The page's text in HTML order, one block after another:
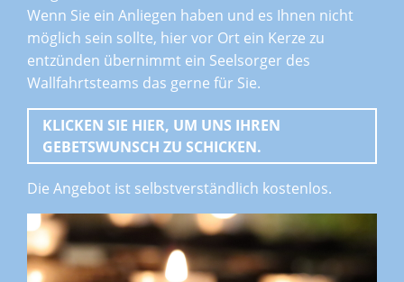
Wenn Sie ein Anliegen haben und es Ihnen nicht
möglich sein sollte, hier vor Ort ein Kerze zu
entzünden übernimmt ein Seelsorger des
Wallfahrtsteams das gerne für Sie.
KLICKEN SIE HIER, UM UNS IHREN
GEBETSWUNSCH ZU SCHICKEN.
Die Angebot ist selbstverständlich kostenlos.